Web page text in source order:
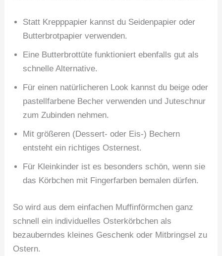
Statt Krepppapier kannst du Seidenpapier oder
Butterbrotpapier verwenden.
Eine Butterbrottüte funktioniert ebenfalls gut als
schnelle Alternative.
Für einen natürlicheren Look kannst du beige oder
pastellfarbene Becher verwenden und Juteschnur
zum Zubinden nehmen.
Mit größeren (Dessert- oder Eis-) Bechern
entsteht ein richtiges Osternest.
Für Kleinkinder ist es besonders schön, wenn sie
das Körbchen mit Fingerfarben bemalen dürfen.
So wird aus dem einfachen Muffinförmchen ganz
schnell ein individuelles Osterkörbchen als
bezauberndes kleines Geschenk oder Mitbringsel zu
Ostern.